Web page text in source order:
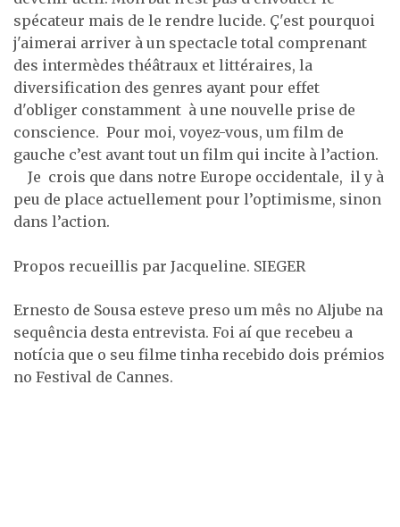
spécateur mais de le rendre lucide. Ç'est pourquoi
j'aimerai arriver à un spectacle total comprenant
des intermèdes théâtraux et littéraires, la
diversification des genres ayant pour effet
d'obliger constamment à une nouvelle prise de
conscience. Pour moi, voyez-vous, um film de
gauche c’est avant tout un film qui incite à l’action.
Je crois que dans notre Europe occidentale, il y à
peu de place actuellement pour l’optimisme, sinon
dans l’action.
Propos recueillis par Jacqueline. SIEGER
Ernesto de Sousa esteve preso um mês no Aljube na
sequência desta entrevista. Foi aí que recebeu a
notícia que o seu filme tinha recebido dois prémios
no Festival de Cannes.